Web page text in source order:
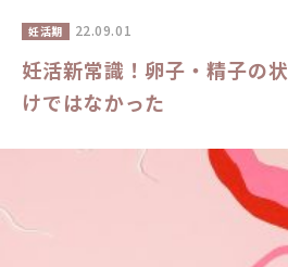
妊活期 22.09.01
妊活新常識！卵子・精子の
けではなかった